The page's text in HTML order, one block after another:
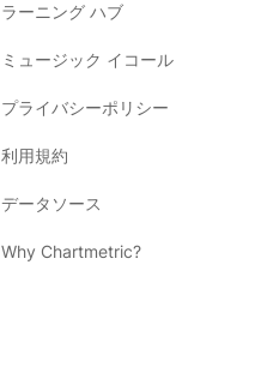
ラーニング ハブ
ミュージック イコール
プライバシーポリシー
利用規約
データソース
Why Chartmetric?